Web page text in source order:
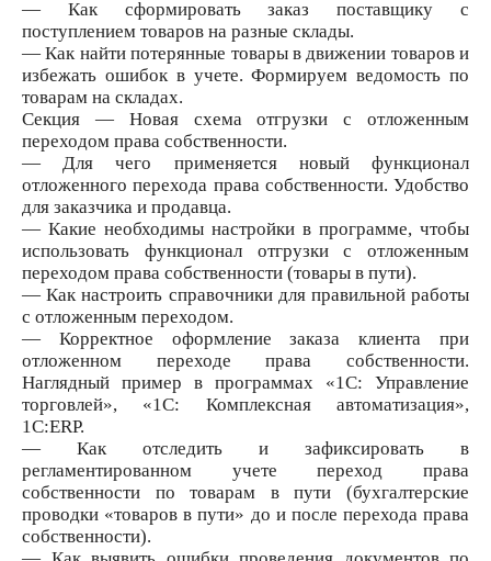
— Как сформировать заказ поставщику с
поступлением товаров на разные склады.
— Как найти потерянные товары в движении товаров и
избежать ошибок в учете. Формируем ведомость по
товарам на складах.
Секция — Новая схема отгрузки с отложенным
переходом права собственности.
— Для чего применяется новый функционал
отложенного перехода права собственности. Удобство
для заказчика и продавца.
— Какие необходимы настройки в программе, чтобы
использовать функционал отгрузки с отложенным
переходом права собственности (товары в пути).
— Как настроить справочники для правильной работы
с отложенным переходом.
— Корректное оформление заказа клиента при
отложенном переходе права собственности.
Наглядный пример в программах «1С: Управление
торговлей», «1С: Комплексная автоматизация»,
1С:ERP.
— Как отследить и зафиксировать в
регламентированном учете переход права
собственности по товарам в пути (бухгалтерские
проводки «товаров в пути» до и после перехода права
собственности).